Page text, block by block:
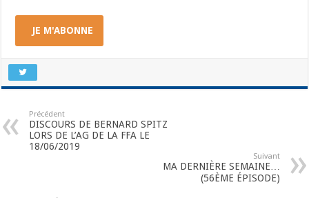
JE M'ABONNE
Précédent
DISCOURS DE BERNARD SPITZ
LORS DE L’AG DE LA FFA LE
18/06/2019
Suivant
MA DERNIÈRE SEMAINE…
(56ÈME ÉPISODE)